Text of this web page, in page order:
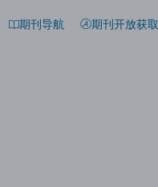
期刊导航 期刊开放获取